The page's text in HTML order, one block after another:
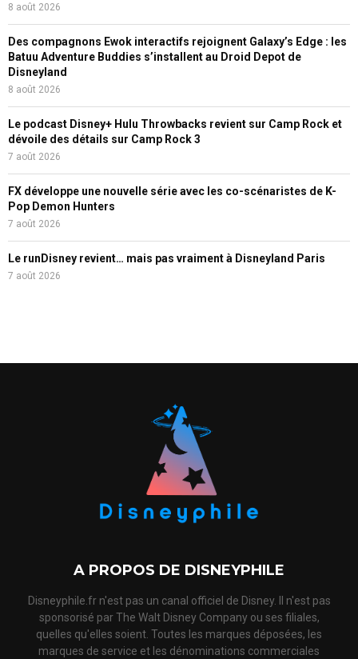
8 août 2026
Des compagnons Ewok interactifs rejoignent Galaxy’s Edge : les
Batuu Adventure Buddies s’installent au Droid Depot de
Disneyland
8 août 2026
Le podcast Disney+ Hulu Throwbacks revient sur Camp Rock et
dévoile des détails sur Camp Rock 3
7 août 2026
FX développe une nouvelle série avec les co-scénaristes de K-
Pop Demon Hunters
7 août 2026
Le runDisney revient… mais pas vraiment à Disneyland Paris
7 août 2026
A PROPOS DE DISNEYPHILE
Disneyphile.fr n'est pas un canal officiel de Disney. Il n'est pas
sponsorisé par The Walt Disney Company ou ses filiales,
quelles qu'elles soient. Toutes les marques déposées, les
marques de service et les dénominations commerciales